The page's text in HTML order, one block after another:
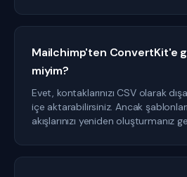
Mailchimp'ten ConvertKit'e
miyim?
Evet, kontaklarınızı CSV olarak
içe aktarabilirsiniz. Ancak
akışlarınızı yeniden oluşturmanız